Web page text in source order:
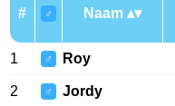
# ♂ Naam
1 ♂ Roy
2 ♂ Jordy